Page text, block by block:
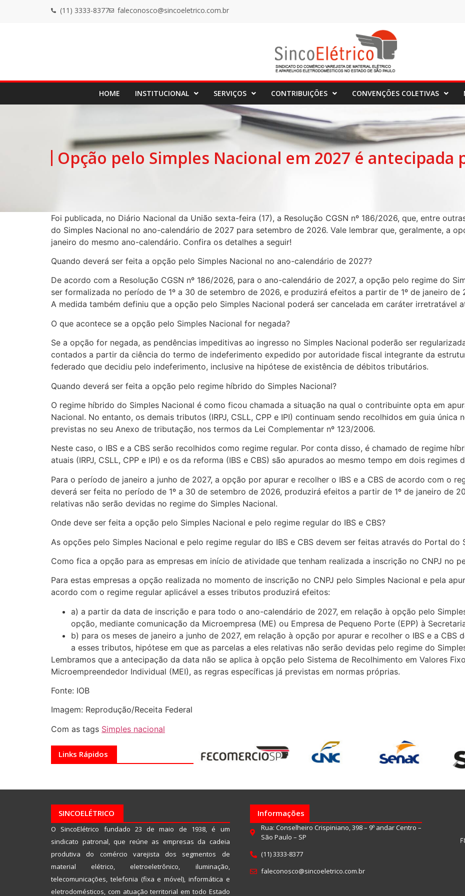
(11) 3333-8377 faleconosco@sincoeletrico.com.br
HOME INSTITUCIONAL SERVIÇOS CONTRIBUIÇÕES CONVENÇÕES COLETIVAS
Opção pelo Simples Nacional em 2027 é antecipada
Foi publicada, no Diário Nacional da União sexta-feira (17), a Resolução CGSN nº 186/2026, que, entre
do Simples Nacional no ano-calendário de 2027 para setembro de 2026. Vale lembrar que, geralmente, a
janeiro do mesmo ano-calendário. Confira os detalhes a seguir!
Quando deverá ser feita a opção pelo Simples Nacional no ano-calendário de 2027?
De acordo com a Resolução CGSN nº 186/2026, para o ano-calendário de 2027, a opção pelo regime do
ser formalizada no período de 1º a 30 de setembro de 2026, e produzirá efeitos a partir de 1º de janeiro de
A medida também definiu que a opção pelo Simples Nacional poderá ser cancelada em caráter irretratável
O que acontece se a opção pelo Simples Nacional for negada?
Se a opção for negada, as pendências impeditivas ao ingresso no Simples Nacional poderão ser
contados a partir da ciência do termo de indeferimento expedido por autoridade fiscal integrante da
federado que decidiu pelo indeferimento, inclusive na hipótese de existência de débitos tributários.
Quando deverá ser feita a opção pelo regime híbrido do Simples Nacional?
O regime híbrido do Simples Nacional é como ficou chamada a situação na qual o contribuinte opta em
Nacional. No entanto, os demais tributos (IRPJ, CSLL, CPP e IPI) continuam sendo recolhidos em guia única
previstas no seu Anexo de tributação, nos termos da Lei Complementar nº 123/2006.
Neste caso, o IBS e a CBS serão recolhidos como regime regular. Por conta disso, é chamado de regime
atuais (IRPJ, CSLL, CPP e IPI) e os da reforma (IBS e CBS) são apurados ao mesmo tempo em dois regimes
Para o período de janeiro a junho de 2027, a opção por apurar e recolher o IBS e a CBS de acordo com o
deverá ser feita no período de 1º a 30 de setembro de 2026, produzirá efeitos a partir de 1º de janeiro de
relativas não serão devidas no regime do Simples Nacional.
Onde deve ser feita a opção pelo Simples Nacional e pelo regime regular do IBS e CBS?
As opções pelo Simples Nacional e pelo regime regular do IBS e CBS devem ser feitas através do Portal do
Como fica a opção para as empresas em início de atividade que tenham realizada a inscrição no CNPJ no
Para estas empresas a opção realizada no momento de inscrição no CNPJ pelo Simples Nacional e pela
acordo com o regime regular aplicável a esses tributos produzirá efeitos:
a) a partir da data de inscrição e para todo o ano-calendário de 2027, em relação à opção pelo
opção, mediante comunicação da Microempresa (ME) ou Empresa de Pequeno Porte (EPP) à
b) para os meses de janeiro a junho de 2027, em relação à opção por apurar e recolher o IBS e a CBS
a esses tributos, hipótese em que as parcelas a eles relativas não serão devidas pelo regime do
Lembramos que a antecipação da data não se aplica à opção pelo Sistema de Recolhimento em Valores
Microempreendedor Individual (MEI), as regras específicas já previstas em normas próprias.
Fonte: IOB
Imagem: Reprodução/Receita Federal
Com as tags Simples nacional
Links Rápidos
SINCOELÉTRICO
O SincoElétrico fundado 23 de maio de 1938, é um
sindicato patronal, que reúne as empresas da cadeia
produtiva do comércio varejista dos segmentos de
material elétrico, eletroeletrônico, iluminação,
telecomunicações, telefonia (fixa e móvel), informática e
eletrodomésticos, com atuação territorial em todo Estado
Informações
Rua: Conselheiro Crispiniano, 398 – 9º andar Centro –
São Paulo – SP
(11) 3333-8377
faleconosco@sincoeletrico.com.br